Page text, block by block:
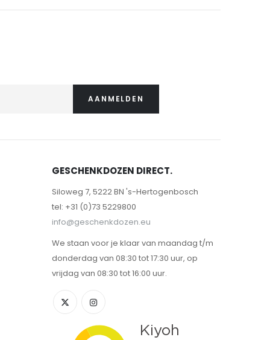
AANMELDEN
GESCHENKDOZEN DIRECT.
Siloweg 7, 5222 BN 's-Hertogenbosch
tel: +31 (0)73 5229800
info@geschenkdozen.eu
We staan voor je klaar van maandag t/m
donderdag van 08:30 tot 17:30 uur, op
vrijdag van 08:30 tot 16:00 uur.